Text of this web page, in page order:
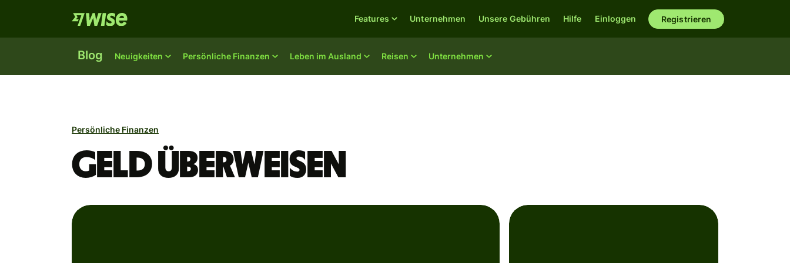
Blog Neuigkeiten Persönliche Finanzen Leben im Ausland Reisen Unternehmen
Features Unternehmen Unsere Gebühren Hilfe Einloggen Registrieren
Persönliche Finanzen
Geld überweisen